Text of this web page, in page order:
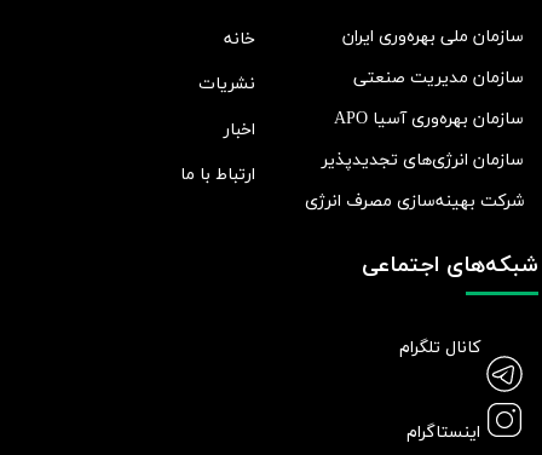
خانه
نشریات
اخبار
ارتباط با ما
سازمان ملی بهره‌وری ایران
سازمان مدیریت صنعتی
سازمان بهره‌وری آسیا APO
سازمان انرژی‌های تجدیدپذیر
شرکت بهينه‌سازی مصرف انرژی
شبکه‌های اجتماعی
کانال تلگرام
اینستاگرام